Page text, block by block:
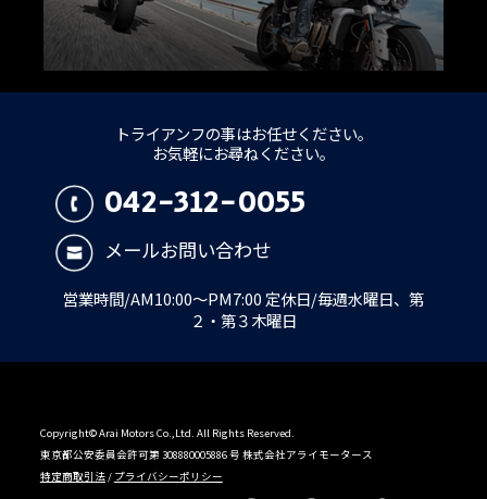
トライアンフの事はお任せください。
お気軽にお尋ねください。
042-312-0055
メールお問い合わせ
営業時間/AM10:00～PM7:00 定休日/毎週水曜日、第
２・第３木曜日
Copyright© Arai Motors Co.,Ltd. All Rights Reserved.
東京都公安委員会許可第 308880005886 号 株式会社アライモータース
特定商取引法/ プライバシーポリシー